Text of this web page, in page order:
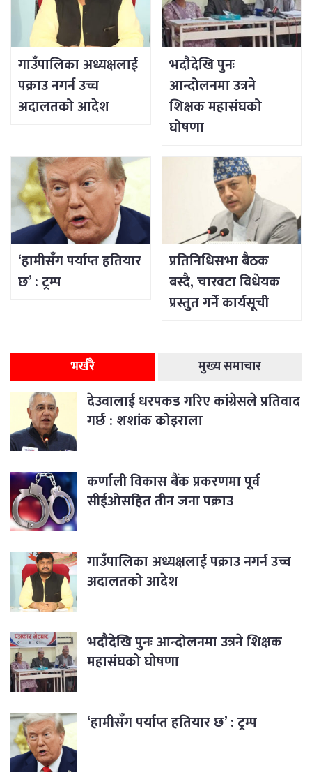
गाउँपालिका अध्यक्षलाई
पक्राउ नगर्न उच्च
अदालतको आदेश
भदौदेखि पुनः
आन्दोलनमा उत्रने
शिक्षक महासंघको
घोषणा
‘हामीसँग पर्याप्त हतियार
छ’ : ट्रम्प
प्रतिनिधिसभा बैठक
बस्दै, चारवटा विधेयक
प्रस्तुत गर्ने कार्यसूची
भर्खरै मुख्य समाचार
देउवालाई धरपकड गरिए कांग्रेसले प्रतिवाद
गर्छ : शशांक कोइराला
कर्णाली विकास बैंक प्रकरणमा पूर्व
सीईओसहित तीन जना पक्राउ
गाउँपालिका अध्यक्षलाई पक्राउ नगर्न उच्च
अदालतको आदेश
भदौदेखि पुनः आन्दोलनमा उत्रने शिक्षक
महासंघको घोषणा
‘हामीसँग पर्याप्त हतियार छ’ : ट्रम्प